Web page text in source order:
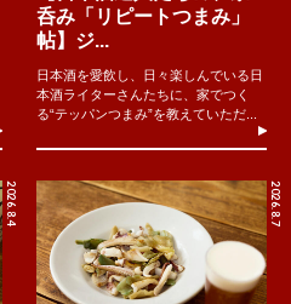
呑み「リピートつまみ」
帖】ジ...
日本酒を愛飲し、日々楽しんでいる日
本酒ライターさんたちに、家でつく
る“テッパンつまみ”を教えていただ...
2026.8.4 2026.8.7